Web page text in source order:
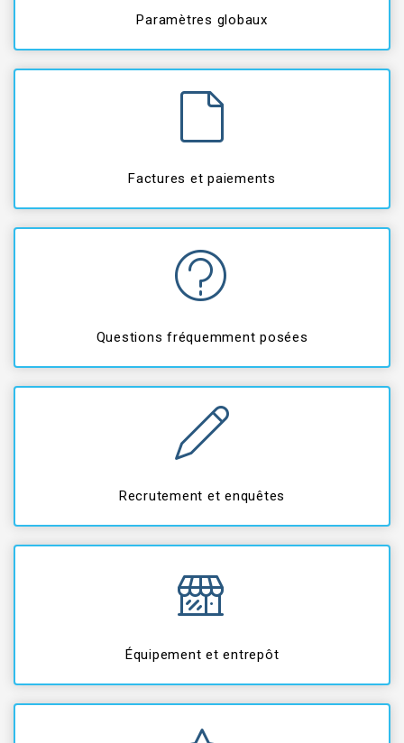
Paramètres globaux
Factures et paiements
Questions fréquemment posées
Recrutement et enquêtes
Équipement et entrepôt